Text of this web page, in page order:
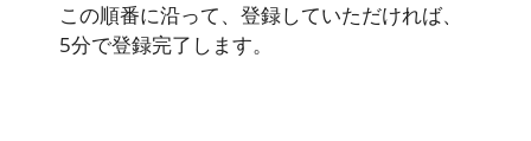
この順番に沿って、登録していただければ、
5分で登録完了します。